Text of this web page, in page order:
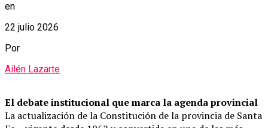
en
22 julio 2026
Por
Ailén Lazarte
El debate institucional que marca la agenda provincial
La actualización de la Constitución de la provincia de Santa